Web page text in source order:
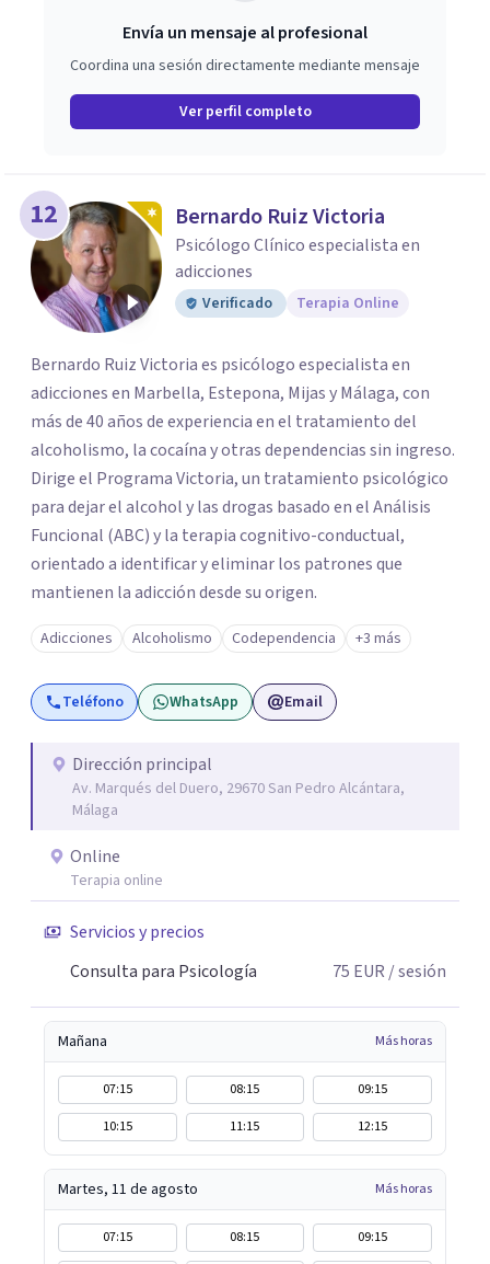
Envía un mensaje al profesional
Coordina una sesión directamente mediante mensaje
Ver perfil completo
12 Bernardo Ruiz Victoria
Psicólogo Clínico especialista en
adicciones
Verificado Terapia Online
Bernardo Ruiz Victoria es psicólogo especialista en
adicciones en Marbella, Estepona, Mijas y Málaga, con
más de 40 años de experiencia en el tratamiento del
alcoholismo, la cocaína y otras dependencias sin ingreso.
Dirige el Programa Victoria, un tratamiento psicológico
para dejar el alcohol y las drogas basado en el Análisis
Funcional (ABC) y la terapia cognitivo-conductual,
orientado a identificar y eliminar los patrones que
mantienen la adicción desde su origen.
Adicciones Alcoholismo Codependencia +3 más
Teléfono WhatsApp Email
Dirección principal
Av. Marqués del Duero, 29670 San Pedro Alcántara,
Málaga
Online
Terapia online
Servicios y precios
Consulta para Psicología
75 EUR / sesión
Mañana Más horas
07:15 08:15
09:15
10:15
11:15 12:15
Martes, 11 de agosto Más horas
07:15 08:15
09:15